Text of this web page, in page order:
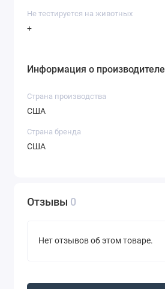
Не тестируется на животных
+
Информация о производителе
Страна производства
США
Страна бренда
США
Отзывы 0
Нет отзывов об этом товаре.